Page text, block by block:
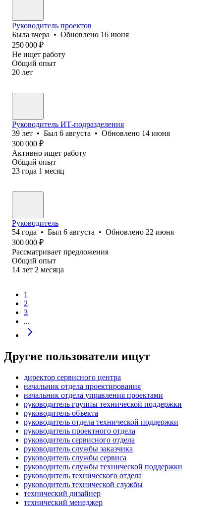
Руководитель проектов
Была вчера • Обновлено 16 июня
250 000 ₽
Не ищет работу
Общий опыт
20 лет
Руководитель ИТ-подразделения
39 лет • Был 6 августа • Обновлено 14 июня
300 000 ₽
Активно ищет работу
Общий опыт
23 года 1 месяц
Руководитель
54 года • Был 6 августа • Обновлено 22 июня
300 000 ₽
Рассматривает предложения
Общий опыт
14 лет 2 месяца
1
2
3
...
Другие пользователи ищут
директор сервисного центра
начальник отдела проектирования
начальник отдела управления проектами
руководитель группы технической поддержки
руководитель объекта
руководитель отдела технической поддержки
руководитель проектного отдела
руководитель сервисного отдела
руководитель службы заказчика
руководитель службы сервиса
руководитель службы технической поддержки
руководитель технического отдела
руководитель технической службы
технический дизайнер
технический менеджер